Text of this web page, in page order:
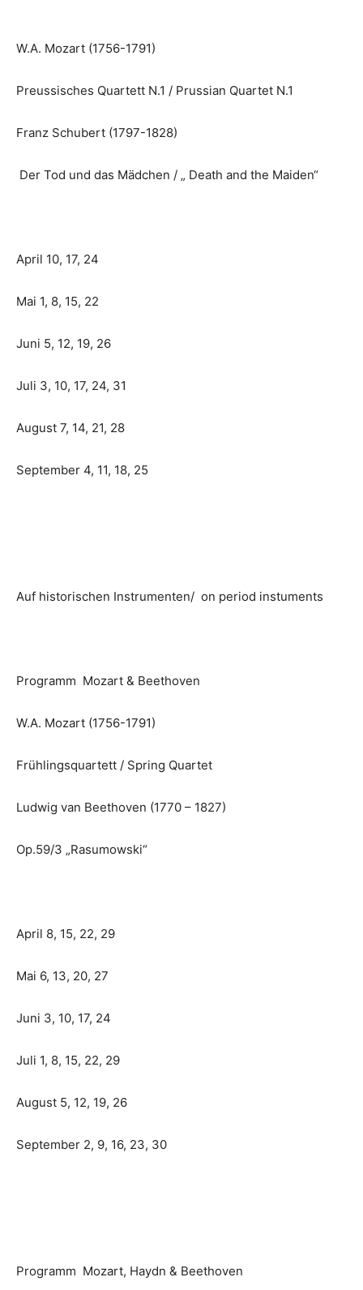
W.A. Mozart (1756-1791)
Preussisches Quartett N.1 / Prussian Quartet N.1
Franz Schubert (1797-1828)
Der Tod und das Mädchen / „ Death and the Maiden“
April 10, 17, 24
Mai 1, 8, 15, 22
Juni 5, 12, 19, 26
Juli 3, 10, 17, 24, 31
August 7, 14, 21, 28
September 4, 11, 18, 25
Auf historischen Instrumenten/ on period instuments
Programm Mozart & Beethoven
W.A. Mozart (1756-1791)
Frühlingsquartett / Spring Quartet
Ludwig van Beethoven (1770 – 1827)
Op.59/3 „Rasumowski“
April 8, 15, 22, 29
Mai 6, 13, 20, 27
Juni 3, 10, 17, 24
Juli 1, 8, 15, 22, 29
August 5, 12, 19, 26
September 2, 9, 16, 23, 30
Programm Mozart, Haydn & Beethoven